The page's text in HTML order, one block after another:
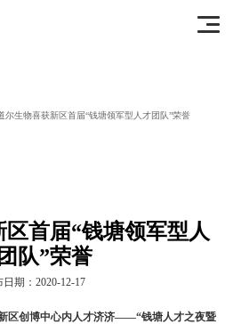
尔生物喜获新区首届“钱塘领军型人才团队”荣誉
首届“钱塘领军型人
队”荣誉
日期：2020-12-17
区创博中心内人才济济——“钱塘人才之夜暨